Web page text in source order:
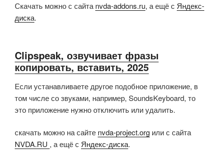
Скачать можно с сайтаnvda-addons.ru, а ещё с Яндекс-
диска.
Clipspeak, озвучивает фразы
копировать, вставить, 2025
Если устанавливаете другое подобное приложение, в
том числе со звуками, например, SoundsKeyboard, то
это приложение нужно отключить или удалить.
скачать можно на сайте nvda-project.org или с сайта
NVDA.RU , а ещё с Яндекс-диска.